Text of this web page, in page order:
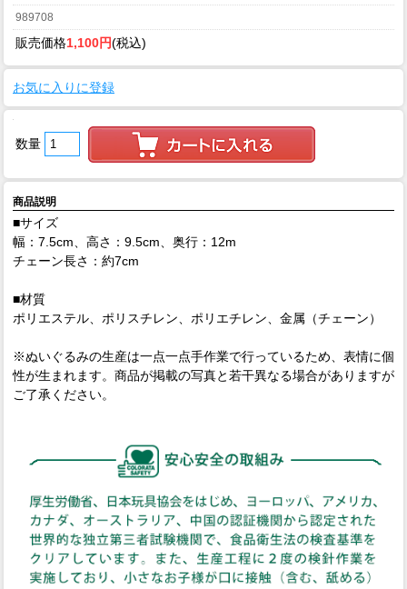
989708
販売価格1,100円(税込)
お気に入りに登録
数量
商品説明
■サイズ
幅：7.5cm、高さ：9.5cm、奥行：12m
チェーン長さ：約7cm
■材質
ポリエステル、ポリスチレン、ポリエチレン、金属（チェーン）
※ぬいぐるみの生産は一点一点手作業で行っているため、表情に個
性が生まれます。商品が掲載の写真と若干異なる場合がありますが
ご了承ください。